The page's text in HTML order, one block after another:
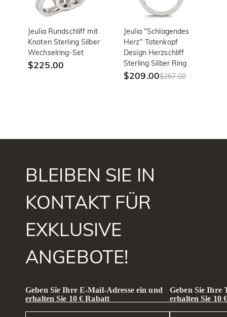
Jeulia Rundschliff mit
Knoten Sterling Silber
Wechselring-Set
$225.00
Jeulia "Schlagendes
Herz" Totenkopf
Design Herzschliff
Sterling Silber Ring
$209.00$267.00
BLEIBEN SIE IN
KONTAKT FÜR
EXKLUSIVE
ANGEBOTE!
Geben Sie Ihre E-Mail-Adresse ein und
erhalten Sie 10 € Rabatt
Geben Sie Ihre
erhalten Sie 10